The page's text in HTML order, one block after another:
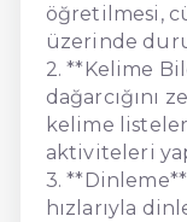
öğretilmesi,
üzerinde
2. **Kelime
dağarcığını
kelime
aktiviteleri
3.
hızlarıyla